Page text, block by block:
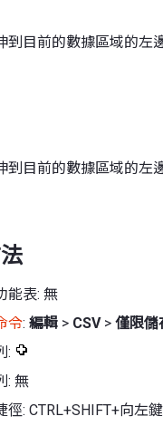
到目前的數據區域的左
到目前的數據區域的左
能表: 無
令: 編輯 > CSV> 僅限儲
:
: 無
徑: CTRL+SHIFT+向左